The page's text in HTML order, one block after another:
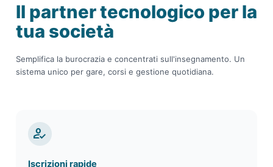
Il partner tecnologico per la
tua società
Semplifica la burocrazia e concentrati sull'insegnamento. Un
sistema unico per gare, corsi e gestione quotidiana.
how_to_reg
Iscrizioni rapide